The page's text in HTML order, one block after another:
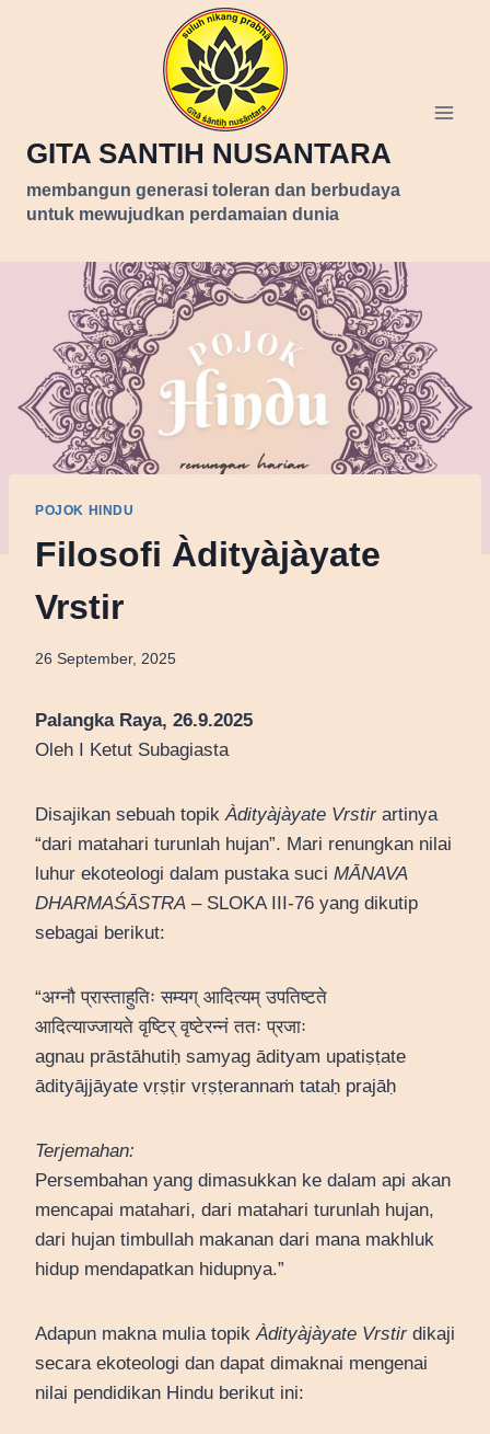
GITA SANTIH NUSANTARA
membangun generasi toleran dan berbudaya
untuk mewujudkan perdamaian dunia
POJOK HINDU
Filosofi Àdityàjàyate
Vrstir
26 September, 2025
Palangka Raya, 26.9.2025
Oleh I Ketut Subagiasta
Disajikan sebuah topikÀdityàjàyate Vrstirartinya
“dari matahari turunlah hujan”. Mari renungkan nilai
luhur ekoteologi dalam pustaka suci MĀNAVA
DHARMAŚĀSTRA – SLOKA III-76 yang dikutip
sebagai berikut:
“अग्नौ प्रास्ताहुतिः सम्यग् आदित्यम् उपतिष्टते
आदित्याज्जायते वृष्टिर् वृष्टेरन्नं ततः प्र­जाः
agnau prāstāhutiḥ samyag ādityam upatiṣṭate
ādityājjāyate vṛṣṭir vṛṣṭerannaṁ tataḥ pra­jāḥ
Terjemahan:
Persembahan yang dimasukkan ke dalam api akan
mencapai matahari, dari matahari turunlah hujan,
dari hujan timbullah makanan dari mana makhluk
hidup mendapatkan hidupnya.”
Adapun makna mulia topikÀdityàjàyate Vrstirdikaji
secara ekoteologi dan dapat dimaknai mengenai
nilai pendidikan Hindu berikut ini: